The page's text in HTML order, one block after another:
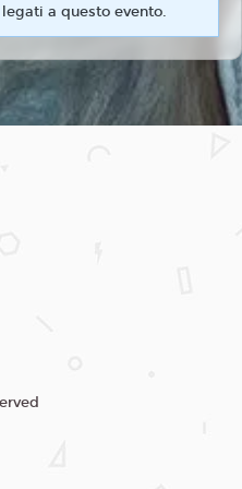
a questo evento.